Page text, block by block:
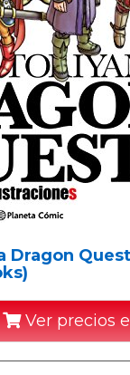
Dragon
Ver precios